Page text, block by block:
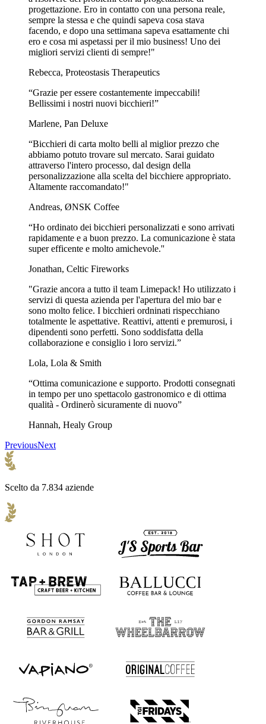
progettazione. Ero in contatto con una persona reale,
sempre la stessa e che quindi sapeva cosa stava
facendo, e dopo una settimana sapeva esattamente chi
ero e cosa mi aspetassi per il mio business! Uno dei
migliori servizi clienti di sempre!"
Rebecca, Proteostasis Therapeutics
“Grazie per essere costantemente impeccabili!
Bellissimi i nostri nuovi bicchieri!”
Marlene, Pan Deluxe
“Bicchieri di carta molto belli al miglior prezzo che
abbiamo potuto trovare sul mercato. Sarai guidato
attraverso l'intero processo, dal design della
personalizzazione alla scelta del bicchiere appropriato.
Altamente raccomandato!"
Andreas, ØNSK Coffee
“Ho ordinato dei bicchieri personalizzati e sono arrivati
rapidamente e a buon prezzo. La comunicazione è stata
super efficente e molto amichevole.''
Jonathan, Celtic Fireworks
"Grazie ancora a tutto il team Limepack! Ho utilizzato i
servizi di questa azienda per l'apertura del mio bar e
sono molto felice. I bicchieri ordninati rispecchiano
totalmente le aspettative. Reattivi, attenti e premurosi, i
dipendenti sono perfetti. Sono soddisfatta della
collaborazione e consiglio i loro servizi.”
Lola, Lola & Smith
“Ottima comunicazione e supporto. Prodotti consegnati
in tempo per uno spettacolo gastronomico e di ottima
qualità - Ordinerò sicuramente di nuovo”
Hannah, Healy Group
PreviousNext
Scelto da 7.834 aziende